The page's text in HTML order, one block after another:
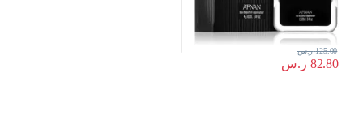
82.80 ر.س
125.00 ر.س